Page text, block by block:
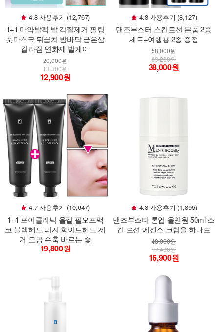
4.8 사용후기 (12,767)
1+1 마약발팩 발 각질제거 필링
풋마스크 뒤꿈치 발바닥 굳은살
갈라짐 연화제 발케어
20,000원
13,300원
12,900원
4.8 사용후기 (8,127)
맨즈부스터 스킨로션 본품 2종
세트+여행용 2종 증정
58,000원
39,200원
38,000원
4.7 사용후기 (10,647)
1+1 포어클리닉 올킬 필오프팩
코 블랙헤드 피지 화이트헤드 제
거 모공 수축 바르는 숯
19,800원
4.8 사용후기 (1,895)
맨즈부스터 톤업 올인원 50ml 스
킨 로션 에센스 크림을 하나로
48,000원
17,400원
16,900원